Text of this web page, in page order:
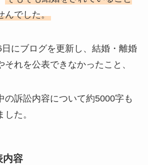
んでした。
にブログを更新し、結婚・離婚
それを公表できなかったこと、
の訴訟内容について約5000字も
た。
容